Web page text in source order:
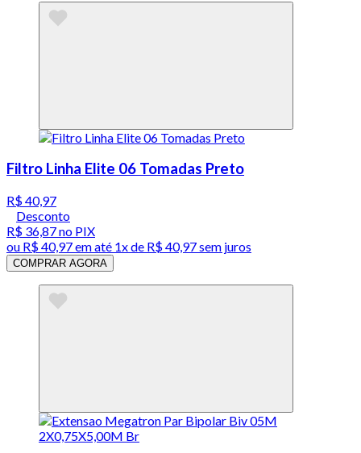
Filtro Linha Elite 06 Tomadas Preto
R$ 40,97
Desconto
R$ 36,87no PIX
ou R$ 40,97em até 1x de R$ 40,97sem juros
COMPRAR AGORA